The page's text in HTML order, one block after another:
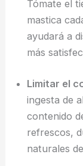
Tómate el
mastica
ayudará a
más
Limitar el
ingesta de
contenido
refrescos,
naturales